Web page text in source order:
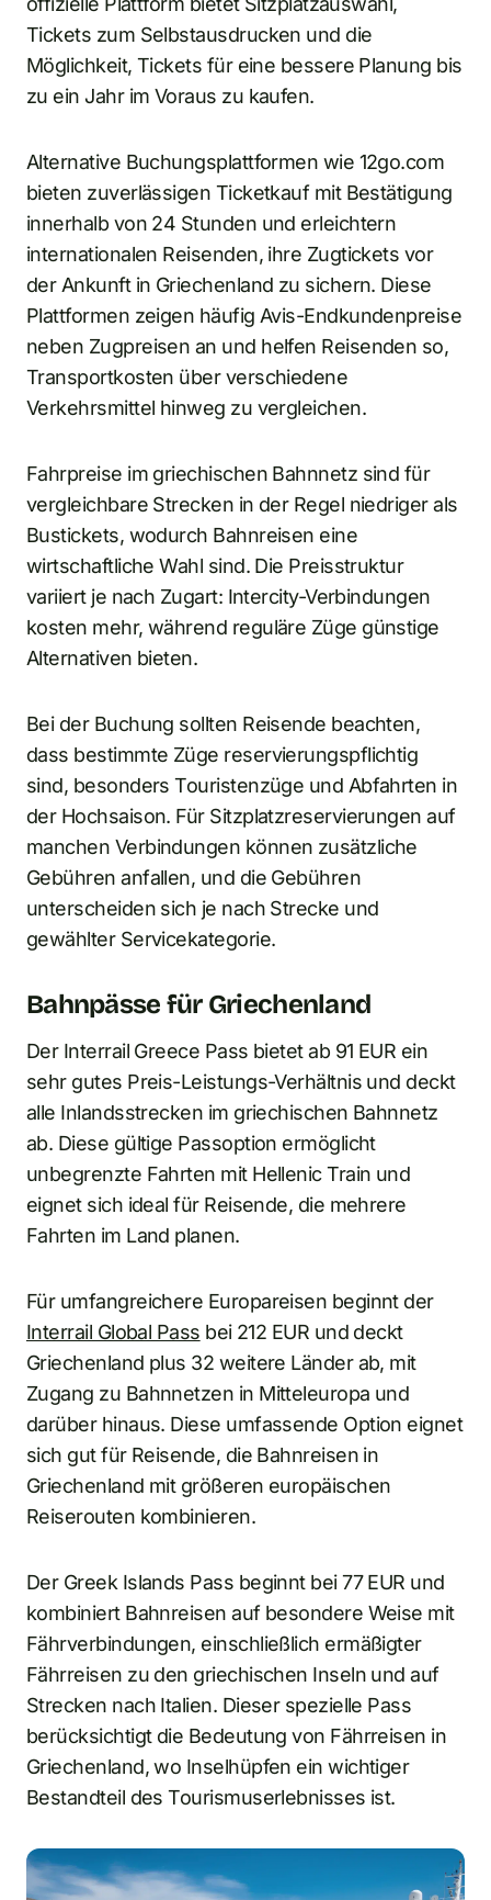
Tickets zum Selbstausdrucken und die
Möglichkeit, Tickets für eine bessere Planung bis
zu ein Jahr im Voraus zu kaufen.
Alternative Buchungsplattformen wie 12go.com
bieten zuverlässigen Ticketkauf mit Bestätigung
innerhalb von 24 Stunden und erleichtern
internationalen Reisenden, ihre Zugtickets vor
der Ankunft in Griechenland zu sichern. Diese
Plattformen zeigen häufig Avis-Endkundenpreise
neben Zugpreisen an und helfen Reisenden so,
Transportkosten über verschiedene
Verkehrsmittel hinweg zu vergleichen.
Fahrpreise im griechischen Bahnnetz sind für
vergleichbare Strecken in der Regel niedriger als
Bustickets, wodurch Bahnreisen eine
wirtschaftliche Wahl sind. Die Preisstruktur
variiert je nach Zugart: Intercity-Verbindungen
kosten mehr, während reguläre Züge günstige
Alternativen bieten.
Bei der Buchung sollten Reisende beachten,
dass bestimmte Züge reservierungspflichtig
sind, besonders Touristenzüge und Abfahrten in
der Hochsaison. Für Sitzplatzreservierungen auf
manchen Verbindungen können zusätzliche
Gebühren anfallen, und die Gebühren
unterscheiden sich je nach Strecke und
gewählter Servicekategorie.
Bahnpässe für Griechenland
Der Interrail Greece Pass bietet ab 91 EUR ein
sehr gutes Preis-Leistungs-Verhältnis und deckt
alle Inlandsstrecken im griechischen Bahnnetz
ab. Diese gültige Passoption ermöglicht
unbegrenzte Fahrten mit Hellenic Train und
eignet sich ideal für Reisende, die mehrere
Fahrten im Land planen.
Für umfangreichere Europareisen beginnt der
Interrail Global Pass bei 212 EUR und deckt
Griechenland plus 32 weitere Länder ab, mit
Zugang zu Bahnnetzen in Mitteleuropa und
darüber hinaus. Diese umfassende Option eignet
sich gut für Reisende, die Bahnreisen in
Griechenland mit größeren europäischen
Reiserouten kombinieren.
Der Greek Islands Pass beginnt bei 77 EUR und
kombiniert Bahnreisen auf besondere Weise mit
Fährverbindungen, einschließlich ermäßigter
Fährreisen zu den griechischen Inseln und auf
Strecken nach Italien. Dieser spezielle Pass
berücksichtigt die Bedeutung von Fährreisen in
Griechenland, wo Inselhüpfen ein wichtiger
Bestandteil des Tourismuserlebnisses ist.